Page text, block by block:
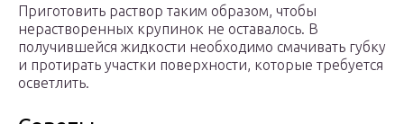
Приготовить раствор таким образом, чтобы
нерастворенных крупинок не оставалось. В
получившейся жидкости необходимо смачивать губку
и протирать участки поверхности, которые требуется
осветлить.